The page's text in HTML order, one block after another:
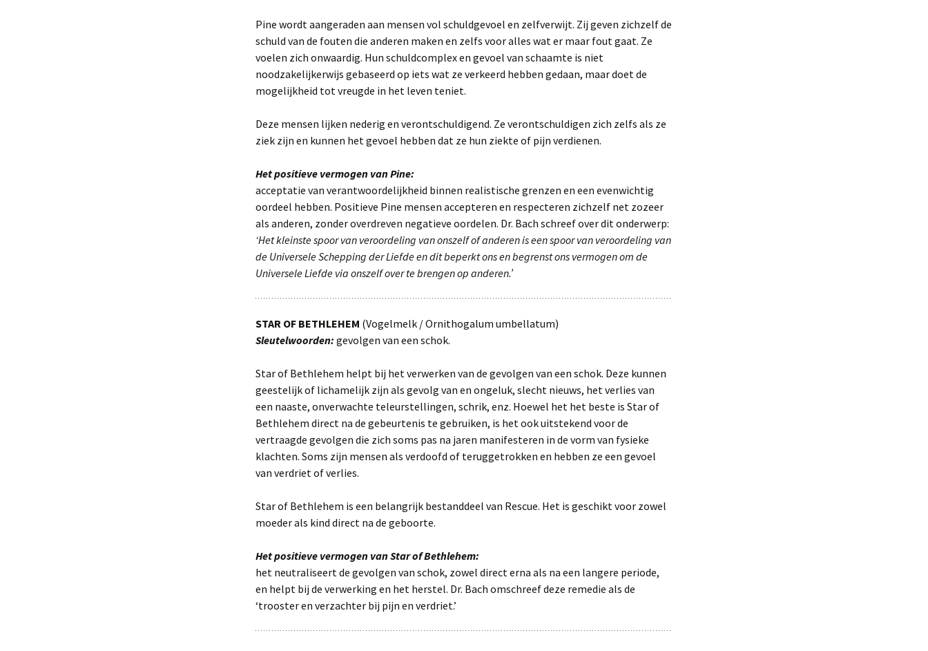
Pine wordt aangeraden aan mensen vol schuldgevoel en zelfverwijt. Zij geven zichzelf de
schuld van de fouten die anderen maken en zelfs voor alles wat er maar fout gaat. Ze
voelen zich onwaardig. Hun schuldcomplex en gevoel van schaamte is niet
noodzakelijkerwijs gebaseerd op iets wat ze verkeerd hebben gedaan, maar doet de
mogelijkheid tot vreugde in het leven teniet.
Deze mensen lijken nederig en verontschuldigend. Ze verontschuldigen zich zelfs als ze
ziek zijn en kunnen het gevoel hebben dat ze hun ziekte of pijn verdienen.
Het positieve vermogen van Pine:
acceptatie van verantwoordelijkheid binnen realistische grenzen en een evenwichtig
oordeel hebben. Positieve Pine mensen accepteren en respecteren zichzelf net zozeer
als anderen, zonder overdreven negatieve oordelen. Dr. Bach schreef over dit onderwerp:
‘Het kleinste spoor van veroordeling van onszelf of anderen is een spoor van veroordeling van
de Universele Schepping der Liefde en dit beperkt ons en begrenst ons vermogen om de
Universele Liefde via onszelf over te brengen op anderen.’
STAR OF BETHLEHEM (Vogelmelk / Ornithogalum umbellatum)
Sleutelwoorden: gevolgen van een schok.
Star of Bethlehem helpt bij het verwerken van de gevolgen van een schok. Deze kunnen
geestelijk of lichamelijk zijn als gevolg van en ongeluk, slecht nieuws, het verlies van
een naaste, onverwachte teleurstellingen, schrik, enz. Hoewel het het beste is Star of
Bethlehem direct na de gebeurtenis te gebruiken, is het ook uitstekend voor de
vertraagde gevolgen die zich soms pas na jaren manifesteren in de vorm van fysieke
klachten. Soms zijn mensen als verdoofd of teruggetrokken en hebben ze een gevoel
van verdriet of verlies.
Star of Bethlehem is een belangrijk bestanddeel van Rescue. Het is geschikt voor zowel
moeder als kind direct na de geboorte.
Het positieve vermogen van Star of Bethlehem:
het neutraliseert de gevolgen van schok, zowel direct erna als na een langere periode,
en helpt bij de verwerking en het herstel. Dr. Bach omschreef deze remedie als de
‘trooster en verzachter bij pijn en verdriet.’